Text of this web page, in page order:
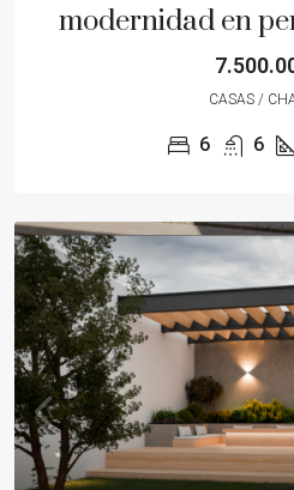
modernidad en
CASAS /
6 6